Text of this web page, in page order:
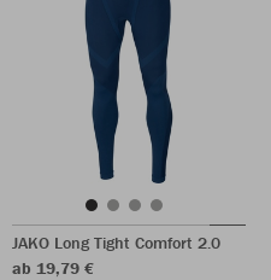
JAKO Long Tight Comfort 2.0
ab 19,79 €